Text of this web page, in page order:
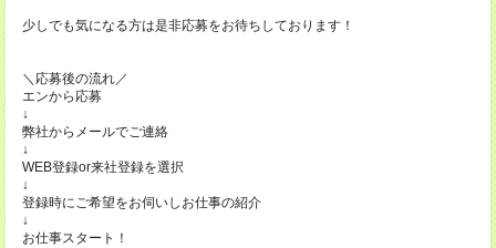
少しでも気になる方は是非応募をお待ちしております！
＼応募後の流れ／
エンから応募
↓
弊社からメールでご連絡
↓
WEB登録or来社登録を選択
↓
登録時にご希望をお伺いしお仕事の紹介
↓
お仕事スタート！